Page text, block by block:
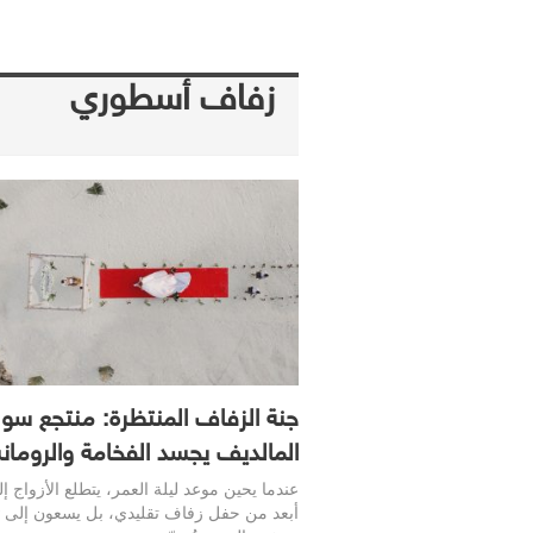
زفاف أسطوري
جنة الزفاف المنتظرة: منتجع سو
المالديف يجسد الفخامة
عندما يحين موعد ليلة العمر، يتطلع الأزواج
أبعد من حفل زفاف تقليدي، بل يسعون إلى